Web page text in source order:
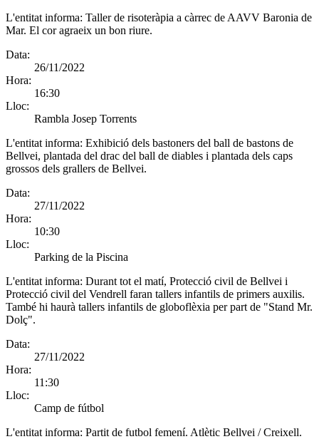
L'entitat informa: Taller de risoteràpia a càrrec de AAVV Baronia de
Mar. El cor agraeix un bon riure.
Data:
26/11/2022
Hora:
16:30
Lloc:
Rambla Josep Torrents
L'entitat informa: Exhibició dels bastoners del ball de bastons de
Bellvei, plantada del drac del ball de diables i plantada dels caps
grossos dels grallers de Bellvei.
Data:
27/11/2022
Hora:
10:30
Lloc:
Parking de la Piscina
L'entitat informa: Durant tot el matí, Protecció civil de Bellvei i
Protecció civil del Vendrell faran tallers infantils de primers auxilis.
També hi haurà tallers infantils de globoflèxia per part de "Stand Mr.
Dolç".
Data:
27/11/2022
Hora:
11:30
Lloc:
Camp de fútbol
L'entitat informa: Partit de futbol femení. Atlètic Bellvei / Creixell.